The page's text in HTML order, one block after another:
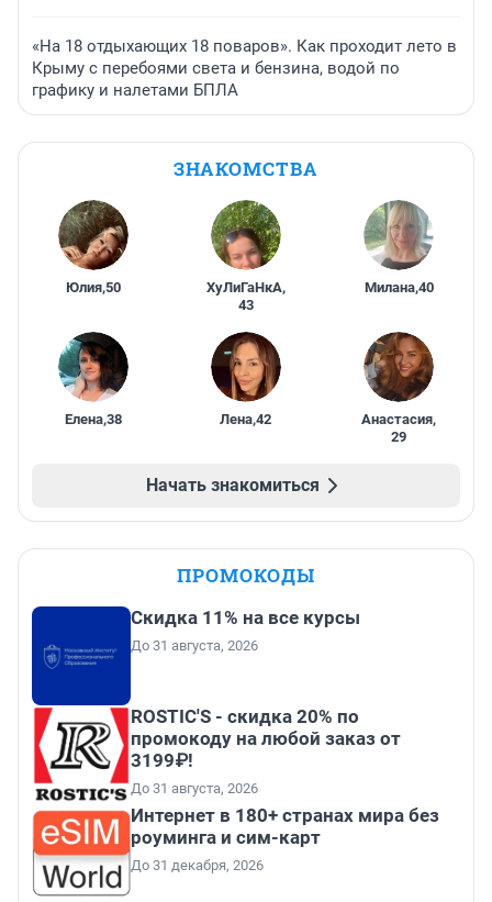
«На 18 отдыхающих 18 поваров». Как проходит лето в
Крыму с перебоями света и бензина, водой по
графику и налетами БПЛА
ЗНАКОМСТВА
Юлия,50 ХуЛиГаНкА,
43
Милана,40
Елена,38 Лена,42 Анастасия,
29
Начать знакомиться
ПРОМОКОДЫ
Скидка 11% на все курсы
До 31 августа, 2026
ROSTIC'S - скидка 20% по
промокоду на любой заказ от
3199₽!
До 31 августа, 2026
Интернет в 180+ странах мира без
роуминга и сим-карт
До 31 декабря, 2026